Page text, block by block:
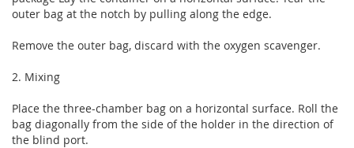
outer bag at the notch by pulling along the edge.
Remove the outer bag, discard with the oxygen scavenger.
2. Mixing
Place the three-chamber bag on a horizontal surface. Roll the
bag diagonally from the side of the holder in the direction of
the blind port.